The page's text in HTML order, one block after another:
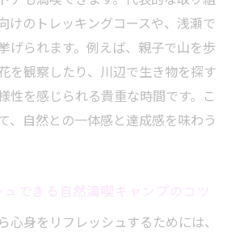
けのトレッキングコースや、浅瀬で
げられます。例えば、親子で山を歩
を観察したり、川辺で生き物を探す
性を感じられる貴重な時間です。こ
、自然との一体感と達成感を味わう
心身をリフレッシュするためには、